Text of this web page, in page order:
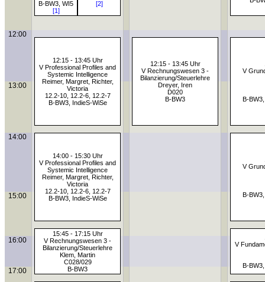
B-BW3, WI5
[1]
[2]
12:00
12:15 - 13:45 Uhr
V Professional Profiles and
Systemic Intelligence
Reimer, Margret, Richter,
Victoria
12.2-10, 12.2-6, 12.2-7
B-BW3, IndieS-WiSe
12:15 - 13:45 Uhr
V Rechnungswesen 3 -
Bilanzierung/Steuerlehre
Dreyer, Iren
D020
B-BW3
V
B-
13:00
14:00
14:00 - 15:30 Uhr
V Professional Profiles and
Systemic Intelligence
Reimer, Margret, Richter,
Victoria
12.2-10, 12.2-6, 12.2-7
B-BW3, IndieS-WiSe
V
B-
15:00
15:45 - 17:15 Uhr
V Rechnungswesen 3 -
Bilanzierung/Steuerlehre
Klem, Martin
C028/029
B-BW3
V
B-
16:00
17:00